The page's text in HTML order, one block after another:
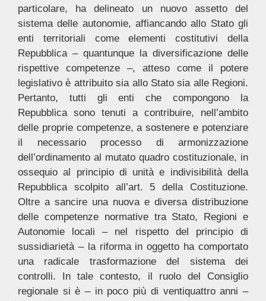
particolare, ha delineato un nuovo assetto del
sistema delle autonomie, affiancando allo Stato gli
enti territoriali come elementi costitutivi della
Repubblica – quantunque la diversificazione delle
rispettive competenze –, atteso come il potere
legislativo è attribuito sia allo Stato sia alle Regioni.
Pertanto, tutti gli enti che compongono la
Repubblica sono tenuti a contribuire, nell’ambito
delle proprie competenze, a sostenere e potenziare
il necessario processo di armonizzazione
dell’ordinamento al mutato quadro costituzionale, in
ossequio al principio di unità e indivisibilità della
Repubblica scolpito all’art. 5 della Costituzione.
Oltre a sancire una nuova e diversa distribuzione
delle competenze normative tra Stato, Regioni e
Autonomie locali – nel rispetto del principio di
sussidiarietà – la riforma in oggetto ha comportato
una radicale trasformazione del sistema dei
controlli. In tale contesto, il ruolo del Consiglio
regionale si è – in poco più di ventiquattro anni –